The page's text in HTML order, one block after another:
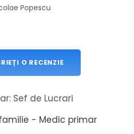
Popescu
O RECENZIE
Sef de Lucrari
- Medic primar